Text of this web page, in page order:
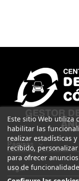
Páginas
Legal
Este sitio Web utiliza
habilitar las
realizar estadísticas
recibido,
para ofrecer
uso de